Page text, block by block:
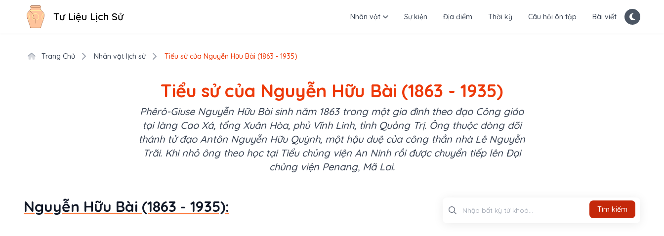
Tư Liệu Lịch Sử Nhân vật Sự kiện Địa điểm Thời kỳ Câu hỏi ôn tập Bài viết
Trang Chủ Nhân vật lịch sử Tiểu sử của Nguyễn Hữu Bài (1863 - 1935)
Tiểu sử của Nguyễn Hữu Bài (1863 - 1935)
Phêrô-Giuse Nguyễn Hữu Bài sinh năm 1863 trong một gia đình theo đạo Công giáo
tại làng Cao Xá, tổng Xuân Hòa, phủ Vĩnh Linh, tỉnh Quảng Trị. Ông thuộc dòng dõi
thánh tử đạo Antôn Nguyễn Hữu Quỳnh, một hậu duệ của công thần nhà Lê Nguyễn
Trãi. Khi nhỏ ông theo học tại Tiểu chủng viện An Ninh rồi được chuyển tiếp lên Đại
chủng viện Penang, Mã Lai.
Nguyễn Hữu Bài (1863 - 1935):
Tìm kiếm